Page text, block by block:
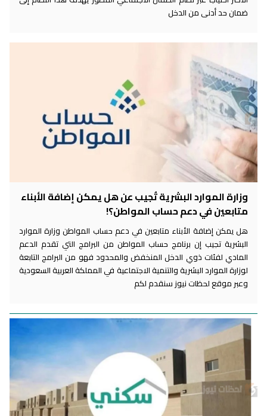
ضمان حد أدنى من الدخل
وزارة الموارد البشرية تُجيب عن هل يمكن إضافة الأبناء
متابعين في دعم حساب المواطن؟!
هل يمكن إضافة الأبناء متابعين في دعم حساب المواطن وزارة الموارد
البشرية تجيب إن برنامج حساب المواطن من البرامج التي تقدم الدعم
المادي لفئات ذوي الدخل المنخفض والمحدود فهو من البرامج التابعة
لوزارة الموارد البشرية والتنمية الاجتماعية في المملكة العربية السعودية
وعبر موقع لحظات نيوز سنقدم لكم